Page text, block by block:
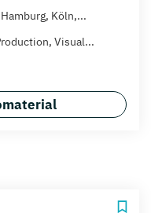
Köln,...
Visual...